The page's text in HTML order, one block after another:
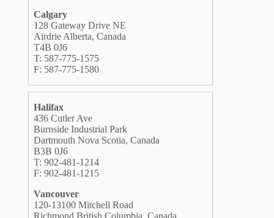
Calgary
128 Gateway Drive NE
Airdrie Alberta, Canada
T4B 0J6
T: 587-775-1575
F: 587-775-1580
Halifax
436 Cutler Ave
Burnside Industrial Park
Dartmouth Nova Scotia, Canada
B3B 0J6
T: 902-481-1214
F: 902-481-1215
Vancouver
120-13100 Mitchell Road